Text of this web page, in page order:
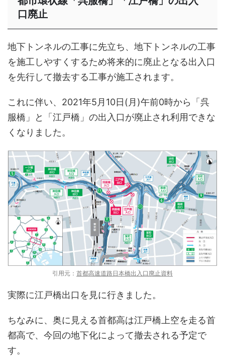
口廃止
地下トンネルの工事に先立ち、地下トンネルの工事
を施工しやすくするため将来的に廃止となる出入口
を先行して撤去する工事が施工されます。
これに伴い、2021年5月10日(月)午前0時から「呉
服橋」と「江戸橋」の出入口が廃止され利用できな
くなりました。
引用元： 首都高速道路日本橋出入口廃止資料
実際に江戸橋出口を見に行きました。
ちなみに、奥に見える首都高は江戸橋上空を走る首
都高で、今回の地下化によって撤去される予定で
す。